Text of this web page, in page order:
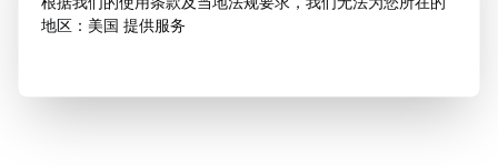
地区：美国 提供服务